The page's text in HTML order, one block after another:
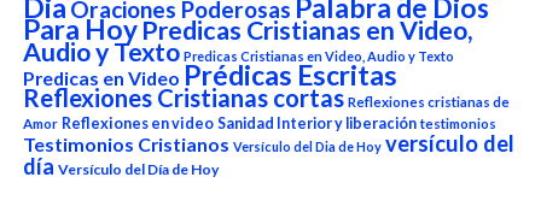
Dia Oraciones Poderosas Palabra de Dios
Para Hoy Predicas Cristianas en Video,
Audio y Texto Predicas Cristianas en Video, Audio y Texto
Predicas en Video Prédicas Escritas
Reflexiones Cristianas cortas Reflexiones cristianas de
Amor Reflexiones en video Sanidad Interior y liberación testimonios
Testimonios Cristianos Versículo del Dia de Hoy versículo del
día Versículo del Día de Hoy